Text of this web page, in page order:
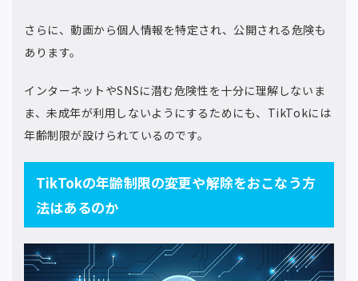
さらに、動画から個人情報を特定され、公開される危険も
あります。
インターネットやSNSに潜む危険性を十分に理解しないま
ま、未成年が利用しないようにするためにも、TikTokには
年齢制限が設けられているのです。
TikTokの年齢制限の変更や解除をおこなう方
法はあるのか